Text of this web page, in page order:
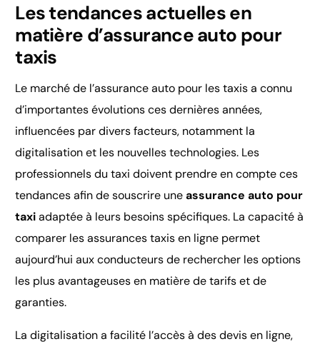
Les tendances actuelles en
matière d’assurance auto pour
taxis
Le marché de l’assurance auto pour les taxis a connu
d’importantes évolutions ces dernières années,
influencées par divers facteurs, notamment la
digitalisation et les nouvelles technologies. Les
professionnels du taxi doivent prendre en compte ces
tendances afin de souscrire uneassurance auto pour
taxiadaptée à leurs besoins spécifiques. La capacité à
comparer les assurances taxis en ligne permet
aujourd’hui aux conducteurs de rechercher les options
les plus avantageuses en matière de tarifs et de
garanties.
La digitalisation a facilité l’accès à des devis en ligne,